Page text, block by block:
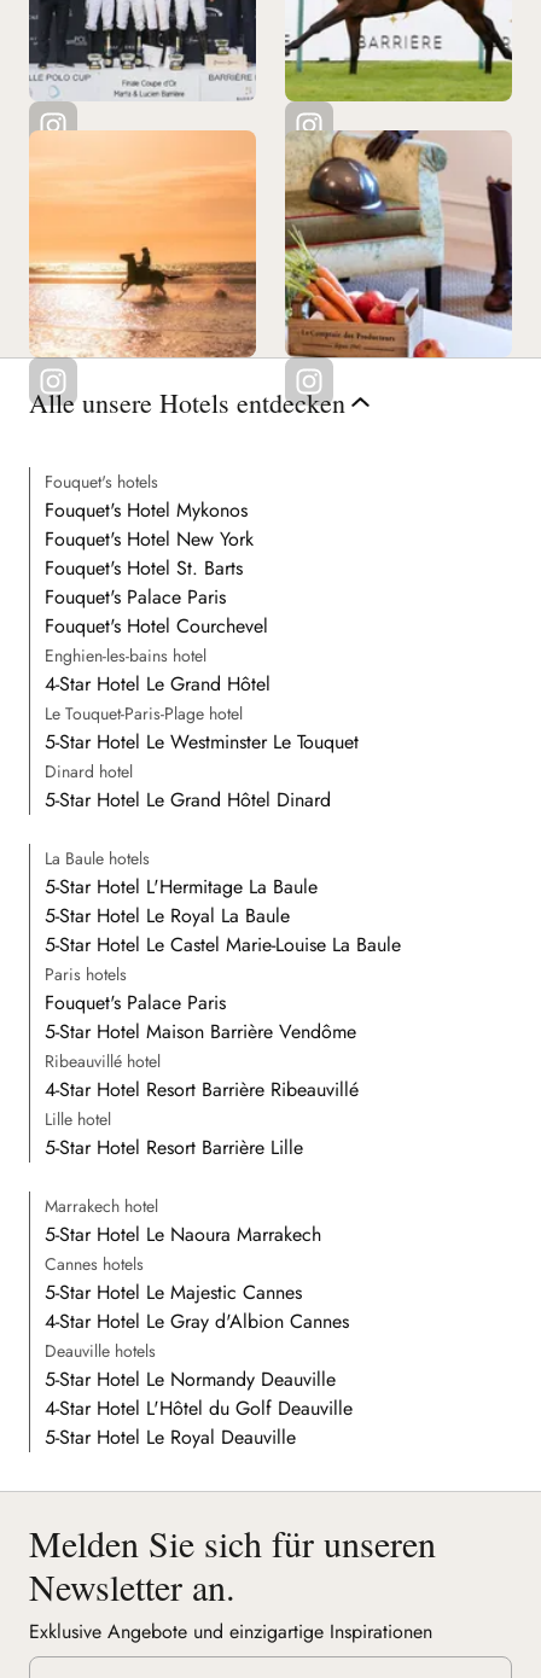
Alle unsere Hotels entdecken
Fouquet's hotels
Fouquet's Hotel Mykonos
Fouquet's Hotel New York
Fouquet's Hotel St. Barts
Fouquet's Palace Paris
Fouquet's Hotel Courchevel
Enghien-les-bains hotel
4-Star Hotel Le Grand Hôtel
Le Touquet-Paris-Plage hotel
5-Star Hotel Le Westminster Le Touquet
Dinard hotel
5-Star Hotel Le Grand Hôtel Dinard
La Baule hotels
5-Star Hotel L'Hermitage La Baule
5-Star Hotel Le Royal La Baule
5-Star Hotel Le Castel Marie-Louise La Baule
Paris hotels
Fouquet's Palace Paris
5-Star Hotel Maison Barrière Vendôme
Ribeauvillé hotel
4-Star Hotel Resort Barrière Ribeauvillé
Lille hotel
5-Star Hotel Resort Barrière Lille
Marrakech hotel
5-Star Hotel Le Naoura Marrakech
Cannes hotels
5-Star Hotel Le Majestic Cannes
4-Star Hotel Le Gray d'Albion Cannes
Deauville hotels
5-Star Hotel Le Normandy Deauville
4-Star Hotel L'Hôtel du Golf Deauville
5-Star Hotel Le Royal Deauville
Melden Sie sich für unseren
Newsletter an.
Exklusive Angebote und einzigartige Inspirationen